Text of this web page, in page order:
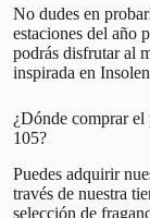
No dudes en
estaciones del año
podrás disfrutar al
inspirada en
¿Dónde comprar
105?
Puedes adquirir
través de nuestra
selección de